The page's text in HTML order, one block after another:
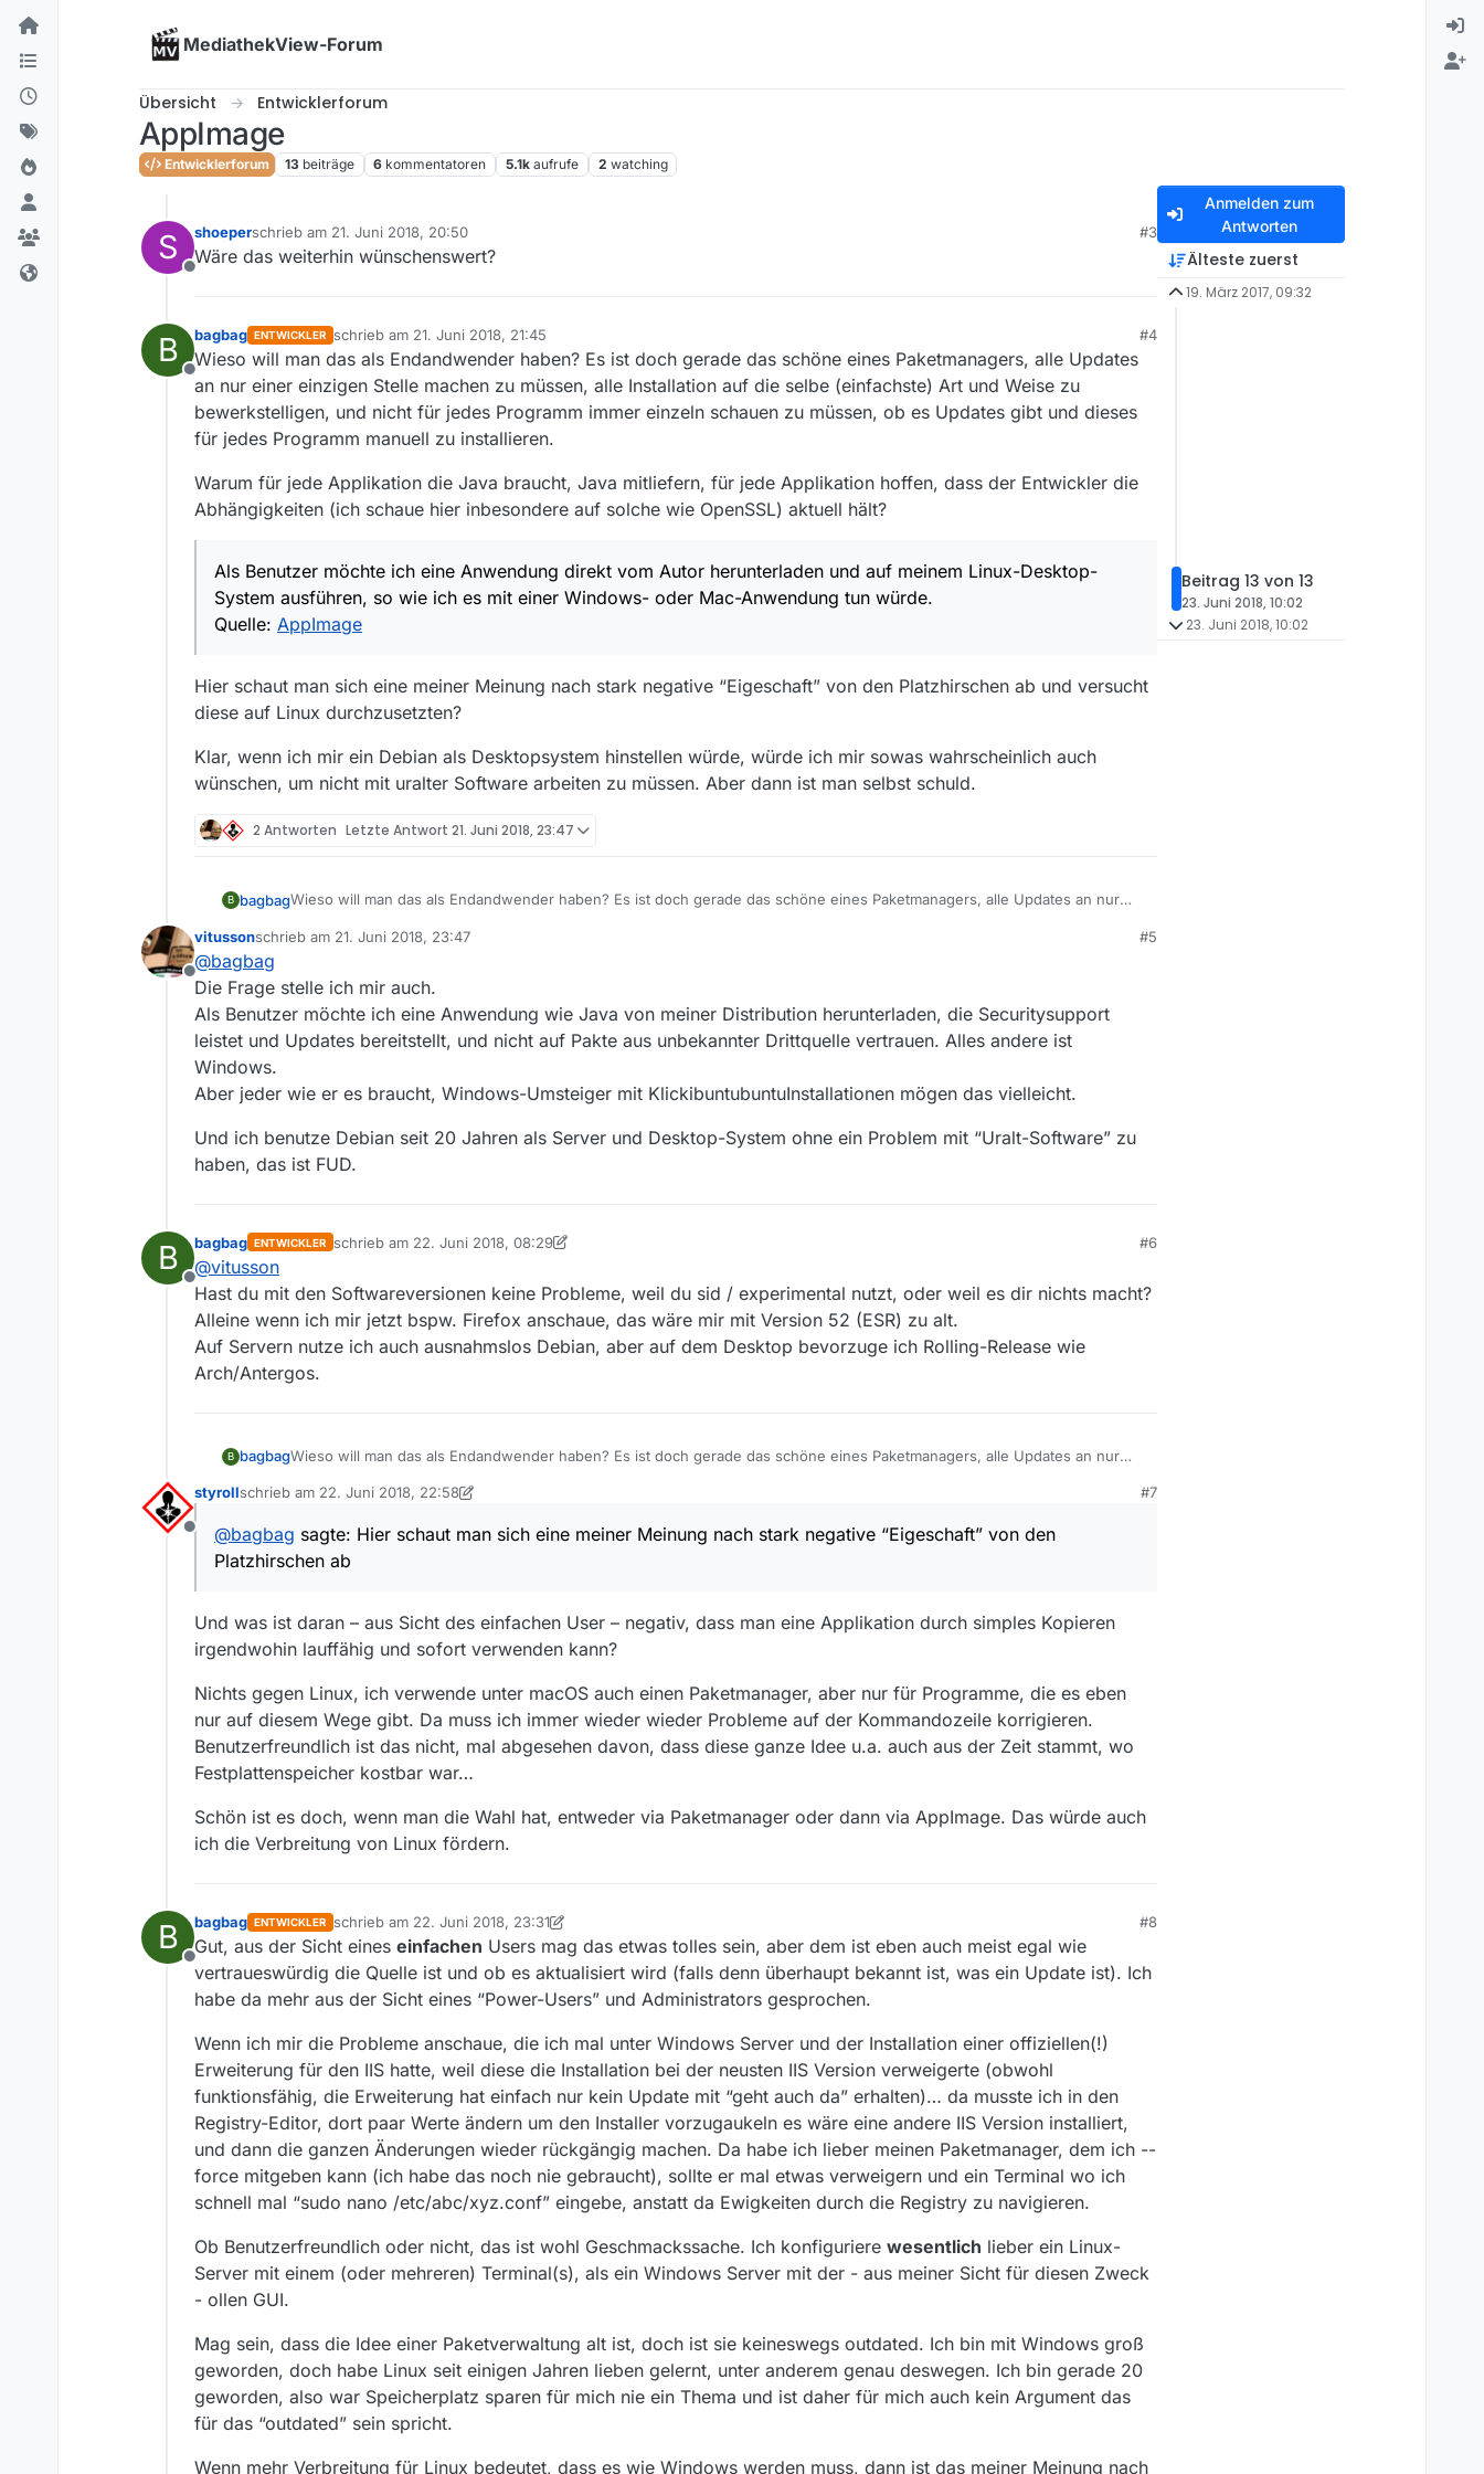
Skip to content
MediathekView-Forum
Übersicht Entwicklerforum
AppImage
Entwicklerforum 13 beiträge 6 kommentatoren 5.1k aufrufe 2 watching
S
Offline
shoeperschrieb am 21. Juni 2018, 20:50
zuletzt editiert von
#3
Wäre das weiterhin wünschenswert?
B
Offline
bagbag ENTWICKLER schrieb am 21. Juni 2018, 21:45
zuletzt editiert von
#4
Wieso will man das als Endandwender haben? Es ist doch gerade das schöne eines Paketmanagers, alle Updates
an nur einer einzigen Stelle machen zu müssen, alle Installation auf die selbe (einfachste) Art und Weise zu
bewerkstelligen, und nicht für jedes Programm immer einzeln schauen zu müssen, ob es Updates gibt und dieses
für jedes Programm manuell zu installieren.
Warum für jede Applikation die Java braucht, Java mitliefern, für jede Applikation hoffen, dass der Entwickler die
Abhängigkeiten (ich schaue hier inbesondere auf solche wie OpenSSL) aktuell hält?
Als Benutzer möchte ich eine Anwendung direkt vom Autor herunterladen und auf meinem Linux-Desktop-
System ausführen, so wie ich es mit einer Windows- oder Mac-Anwendung tun würde.
Quelle: AppImage
Hier schaut man sich eine meiner Meinung nach stark negative “Eigeschaft” von den Platzhirschen ab und versucht
diese auf Linux durchzusetzten?
Klar, wenn ich mir ein Debian als Desktopsystem hinstellen würde, würde ich mir sowas wahrscheinlich auch
wünschen, um nicht mit uralter Software arbeiten zu müssen. Aber dann ist man selbst schuld.
2 Antworten Letzte Antwort 21. Juni 2018, 23:47
B bagbagWieso will man das als Endandwender haben? Es ist doch gerade das schöne eines Paketmanagers, alle Updates an nur
nicht für jedes Programm immer einzeln schauen zu müssen, ob es Updates gibt und dieses für jedes Programm manuell zu
Warum für jede Applikation die Java braucht, Java mitliefern, für jede Applikation hoffen, dass der Entwickler die
ausführen, so wie ich es mit einer Windows- oder Mac-Anwendung tun würde.
Quelle:AppImage
Hier schaut man sich eine meiner Meinung nach stark negative “Eigeschaft” von den Platzhirschen ab und versucht diese
Klar, wenn ich mir ein Debian als Desktopsystem hinstellen würde, würde ich mir sowas wahrscheinlich auch wünschen, um
nicht mit uralter Software arbeiten zu müssen. Aber dann ist man selbst schuld.
Offline
vitussonschrieb am 21. Juni 2018, 23:47
zuletzt editiert von
#5
@bagbag
Die Frage stelle ich mir auch.
Als Benutzer möchte ich eine Anwendung wie Java von meiner Distribution herunterladen, die Securitysupport
leistet und Updates bereitstellt, und nicht auf Pakte aus unbekannter Drittquelle vertrauen. Alles andere ist
Windows.
Aber jeder wie er es braucht, Windows-Umsteiger mit KlickibuntubuntuInstallationen mögen das vielleicht.
Und ich benutze Debian seit 20 Jahren als Server und Desktop-System ohne ein Problem mit “Uralt-Software” zu
haben, das ist FUD.
B
Offline
bagbag ENTWICKLER schrieb am 22. Juni 2018, 08:29
zuletzt editiert von bagbag
#6
@vitusson
Hast du mit den Softwareversionen keine Probleme, weil du sid / experimental nutzt, oder weil es dir nichts macht?
Alleine wenn ich mir jetzt bspw. Firefox anschaue, das wäre mir mit Version 52 (ESR) zu alt.
Auf Servern nutze ich auch ausnahmslos Debian, aber auf dem Desktop bevorzuge ich Rolling-Release wie
Arch/Antergos.
B bagbagWieso will man das als Endandwender haben? Es ist doch gerade das schöne eines Paketmanagers, alle Updates an nur
nicht für jedes Programm immer einzeln schauen zu müssen, ob es Updates gibt und dieses für jedes Programm manuell zu
Warum für jede Applikation die Java braucht, Java mitliefern, für jede Applikation hoffen, dass der Entwickler die
Als Benutzer möchte ich eine Anwendung direkt vom Autor herunterladen und auf meinem Linux-Desktop-System
auf Linux durchzusetzten?
Klar, wenn ich mir ein Debian als Desktopsystem hinstellen würde, würde ich mir sowas wahrscheinlich auch wünschen, um
nicht mit uralter Software arbeiten zu müssen. Aber dann ist man selbst schuld.
Offline
styrollschrieb am 22. Juni 2018, 22:58
zuletzt editiert von styroll
#7
@bagbag sagte: Hier schaut man sich eine meiner Meinung nach stark negative “Eigeschaft” von den
Platzhirschen ab
Und was ist daran – aus Sicht des einfachen User – negativ, dass man eine Applikation durch simples Kopieren
irgendwohin lauffähig und sofort verwenden kann?
Nichts gegen Linux, ich verwende unter macOS auch einen Paketmanager, aber nur für Programme, die es eben
nur auf diesem Wege gibt. Da muss ich immer wieder wieder Probleme auf der Kommandozeile korrigieren.
Benutzerfreundlich ist das nicht, mal abgesehen davon, dass diese ganze Idee u.a. auch aus der Zeit stammt, wo
Festplattenspeicher kostbar war…
Schön ist es doch, wenn man die Wahl hat, entweder via Paketmanager oder dann via AppImage. Das würde auch
ich die Verbreitung von Linux fördern.
B
Offline
bagbag ENTWICKLER schrieb am 22. Juni 2018, 23:31
zuletzt editiert von bagbag
#8
Gut, aus der Sicht eines einfachen Users mag das etwas tolles sein, aber dem ist eben auch meist egal wie
vertraueswürdig die Quelle ist und ob es aktualisiert wird (falls denn überhaupt bekannt ist, was ein Update ist). Ich
habe da mehr aus der Sicht eines “Power-Users” und Administrators gesprochen.
Wenn ich mir die Probleme anschaue, die ich mal unter Windows Server und der Installation einer offiziellen(!)
Erweiterung für den IIS hatte, weil diese die Installation bei der neusten IIS Version verweigerte (obwohl
funktionsfähig, die Erweiterung hat einfach nur kein Update mit “geht auch da” erhalten)… da musste ich in den
Registry-Editor, dort paar Werte ändern um den Installer vorzugaukeln es wäre eine andere IIS Version installiert,
und dann die ganzen Änderungen wieder rückgängig machen. Da habe ich lieber meinen Paketmanager, dem ich --
force mitgeben kann (ich habe das noch nie gebraucht), sollte er mal etwas verweigern und ein Terminal wo ich
schnell mal “sudo nano /etc/abc/xyz.conf” eingebe, anstatt da Ewigkeiten durch die Registry zu navigieren.
Ob Benutzerfreundlich oder nicht, das ist wohl Geschmackssache. Ich konfiguriere wesentlich lieber ein Linux-
Server mit einem (oder mehreren) Terminal(s), als ein Windows Server mit der - aus meiner Sicht für diesen Zweck
- ollen GUI.
Mag sein, dass die Idee einer Paketverwaltung alt ist, doch ist sie keineswegs outdated. Ich bin mit Windows groß
geworden, doch habe Linux seit einigen Jahren lieben gelernt, unter anderem genau deswegen. Ich bin gerade 20
geworden, also war Speicherplatz sparen für mich nie ein Thema und ist daher für mich auch kein Argument das
für das “outdated” sein spricht.
Wenn mehr Verbreitung für Linux bedeutet, dass es wie Windows werden muss, dann ist das meiner Meinung nach
Anmelden zum
Antworten
Älteste zuerst
19. März 2017, 09:32
Beitrag 13 von 13
23. Juni 2018, 10:02
23. Juni 2018, 10:02